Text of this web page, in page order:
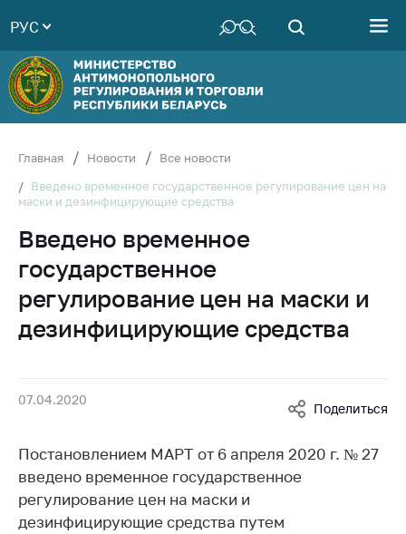
Руководство
Структура
Министерства
Территориальные
Законодательство
Антикоррупционная
деятельность
Общественно-
консультативный
совет
Награждения
универсальная
товарная биржа
Общественная
жизнь
РУС
Главная Новости
Все новости
Введено временное государственное регулирование цен на
маски и дезинфицирующие средства
Введено временное
государственное
регулирование цен на маски и
дезинфицирующие средства
07.04.2020
Поделиться
Постановлением МАРТ от 6 апреля 2020 г. № 27
введено временное государственное
регулирование цен на маски и
дезинфицирующие средства путем